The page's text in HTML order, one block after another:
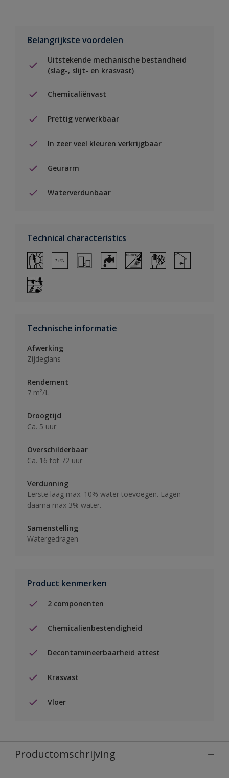
Belangrijkste voordelen
Uitstekende mechanische bestandheid
(slag-, slijt- en krasvast)
Chemicaliënvast
Prettig verwerkbaar
In zeer veel kleuren verkrijgbaar
Geurarm
Waterverdunbaar
Technical characteristics
Technische informatie
Afwerking
Zijdeglans
Rendement
7 m²/L
Droogtijd
Ca. 5 uur
Overschilderbaar
Ca. 16 tot 72 uur
Verdunning
Eerste laag max. 10% water toevoegen. Lagen
daarna max 3% water.
Samenstelling
Watergedragen
Product kenmerken
2 componenten
Chemicalienbestendigheid
Decontamineerbaarheid attest
Krasvast
Vloer
Productomschrijving